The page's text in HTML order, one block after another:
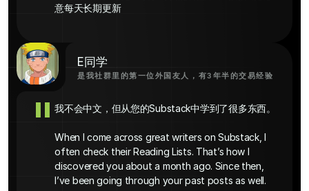
意每天长期更新
E同学
是我社群里的第一位外国友人，有3年半的交易经验
"我不会中文，但从您的Substack中学到了很多东西。
When I come across great writers on Substack, I
often check their Reading Lists. That’s how I
discovered you about a month ago. Since then,
I’ve been going through your past posts as well.